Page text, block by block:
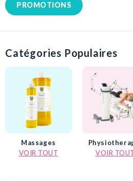
PROMOTIONS
PROMOTIONS
PROMOTIONS
Catégories Populaires
TOUT
Physiotherapie
VOIR TOUT